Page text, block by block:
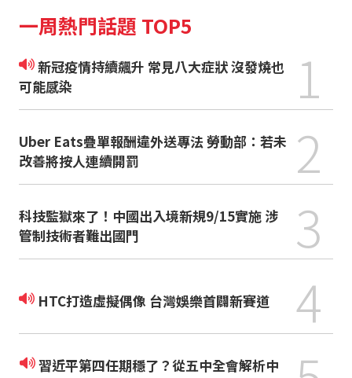
一周熱門話題 TOP5
新冠疫情持續飆升 常見八大症狀 沒發燒也
可能感染
1
Uber Eats疊單報酬違外送專法 勞動部：若未
改善將按人連續開罰
2
科技監獄來了！中國出入境新規9/15實施 涉
管制技術者難出國門
3
HTC打造虛擬偶像 台灣娛樂首闢新賽道 4
習近平第四任期穩了？從五中全會解析中